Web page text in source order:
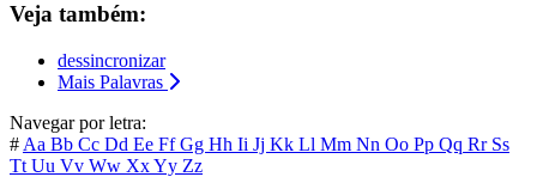
Veja também:
dessincronizar
Mais Palavras
Navegar por letra:
# Aa Bb Cc Dd Ee FfGg Hh Ii Jj Kk Ll Mm Nn Oo Pp Qq Rr Ss
Tt Uu Vv Ww XxYy Zz